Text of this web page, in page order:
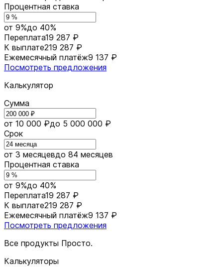
Процентная ставка
от 9%до 40%
Переплата19 287 ₽
К выплате219 287 ₽
Ежемесячный платёж9 137 ₽
Посмотреть предложения
Калькулятор
Сумма
от 10 000 ₽до 5 000 000 ₽
Срок
от 3 месяцевдо 84 месяцев
Процентная ставка
от 9%до 40%
Переплата19 287 ₽
К выплате219 287 ₽
Ежемесячный платёж9 137 ₽
Посмотреть предложения
Все продукты Просто.
Калькуляторы